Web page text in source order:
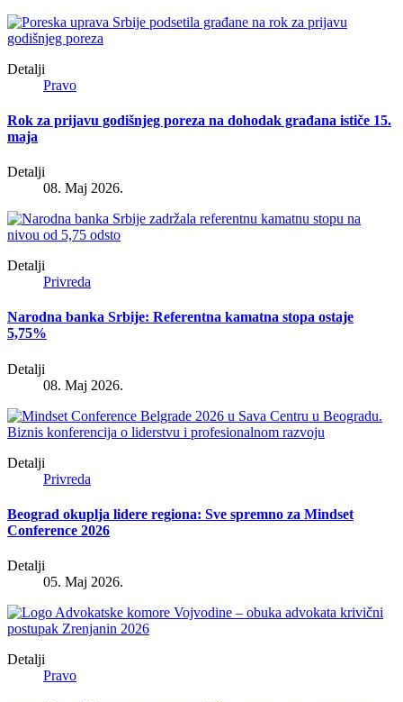
Detalji
Pravo
Rok za prijavu godišnjeg poreza na dohodak građana ističe 15.
maja
Detalji
08. Maj 2026.
Detalji
Privreda
Narodna banka Srbije: Referentna kamatna stopa ostaje
5,75%
Detalji
08. Maj 2026.
Detalji
Privreda
Beograd okuplja lidere regiona: Sve spremno za Mindset
Conference 2026
Detalji
05. Maj 2026.
Detalji
Pravo